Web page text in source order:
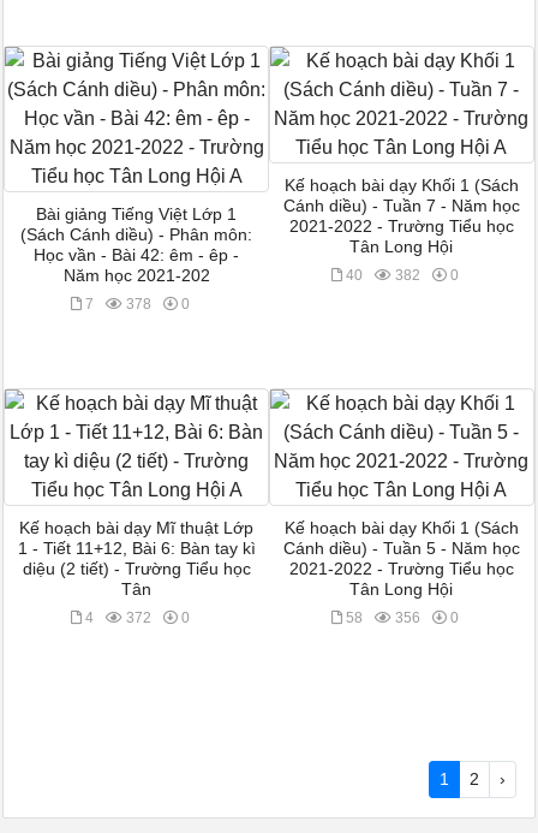
Bài giảng Tiếng Việt Lớp 1
(Sách Cánh diều) - Phân môn:
Học vần - Bài 42: êm - êp -
Năm học 2021-202
7 378 0
Kế hoạch bài dạy Khối 1 (Sách
Cánh diều) - Tuần 7 - Năm học
2021-2022 - Trường Tiểu học
Tân Long Hội
40 382 0
Kế hoạch bài dạy Mĩ thuật Lớp
1 - Tiết 11+12, Bài 6: Bàn tay kì
diệu (2 tiết) - Trường Tiểu học
Tân
4 372 0
Kế hoạch bài dạy Khối 1 (Sách
Cánh diều) - Tuần 5 - Năm học
2021-2022 - Trường Tiểu học
Tân Long Hội
58 356 0
1 2 ›